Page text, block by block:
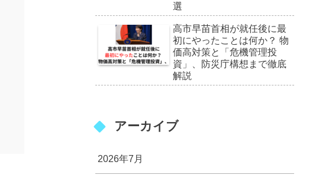
選
高市早苗首相が就任後に最
初にやったことは何か？ 物
価高対策と「危機管理投
資」、防災庁構想まで徹底
解説
アーカイブ
2026年7月